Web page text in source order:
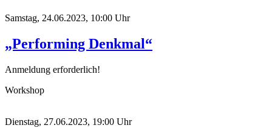
Samstag, 24.06.2023, 10:00 Uhr
„Performing Denkmal“
Anmeldung erforderlich!
Workshop
Dienstag, 27.06.2023, 19:00 Uhr